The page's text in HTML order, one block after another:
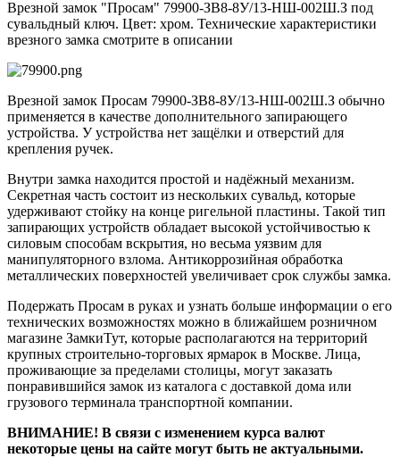
Врезной замок "Просам" 79900-ЗВ8-8У/13-НШ-002Ш.З под
сувальдный ключ. Цвет: хром. Технические характеристики
врезного замка смотрите в описании
Врезной замок Просам 79900-ЗВ8-8У/13-НШ-002Ш.З обычно
применяется в качестве дополнительного запирающего
устройства. У устройства нет защёлки и отверстий для
крепления ручек.
Внутри замка находится простой и надёжный механизм.
Секретная часть состоит из нескольких сувальд, которые
удерживают стойку на конце ригельной пластины. Такой тип
запирающих устройств обладает высокой устойчивостью к
силовым способам вскрытия, но весьма уязвим для
манипуляторного взлома. Антикоррозийная обработка
металлических поверхностей увеличивает срок службы замка.
Подержать Просам в руках и узнать больше информации о его
технических возможностях можно в ближайшем розничном
магазине ЗамкиТут, которые располагаются на территорий
крупных строительно-торговых ярмарок в Москве. Лица,
проживающие за пределами столицы, могут заказать
понравившийся замок из каталога с доставкой дома или
грузового терминала транспортной компании.
ВНИМАНИЕ! В связи с изменением курса валют
некоторые цены на сайте могут быть не актуальными.